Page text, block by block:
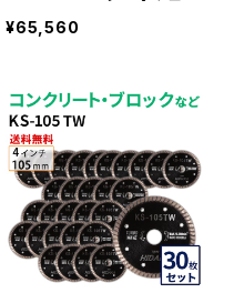
ブ 4インチ 105mm コンクリ
ート・ブロックなどの切断用
¥65,560